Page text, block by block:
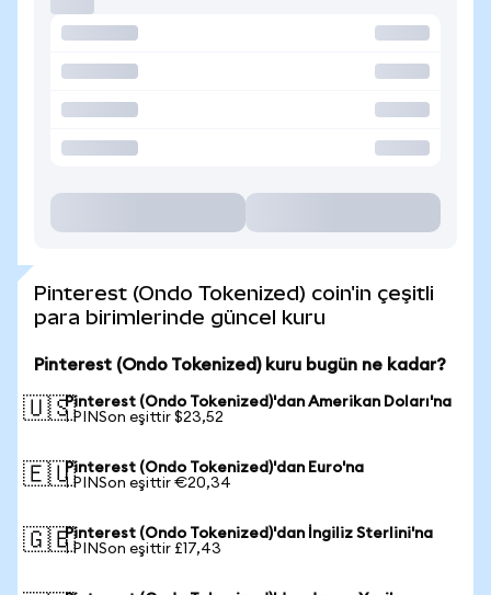
Pinterest (Ondo Tokenized) coin'in çeşitli
para birimlerinde güncel kuru
Pinterest (Ondo Tokenized) kuru bugün ne kadar?
🇺🇸Pinterest (Ondo Tokenized)'dan Amerikan Doları'na
1 PINSon eşittir $23,52
🇪🇺Pinterest (Ondo Tokenized)'dan Euro'na
1 PINSon eşittir €20,34
🇬🇧Pinterest (Ondo Tokenized)'dan İngiliz Sterlini'na
1 PINSon eşittir £17,43